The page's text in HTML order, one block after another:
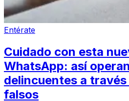
Entérate
Cuidado con esta
WhatsApp: así
delincuentes a
falsos